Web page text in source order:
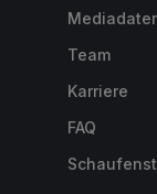
Team
Karriere
FAQ